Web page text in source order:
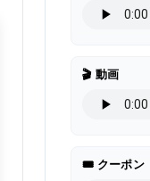
🎬 動画
🎟️ クーポン